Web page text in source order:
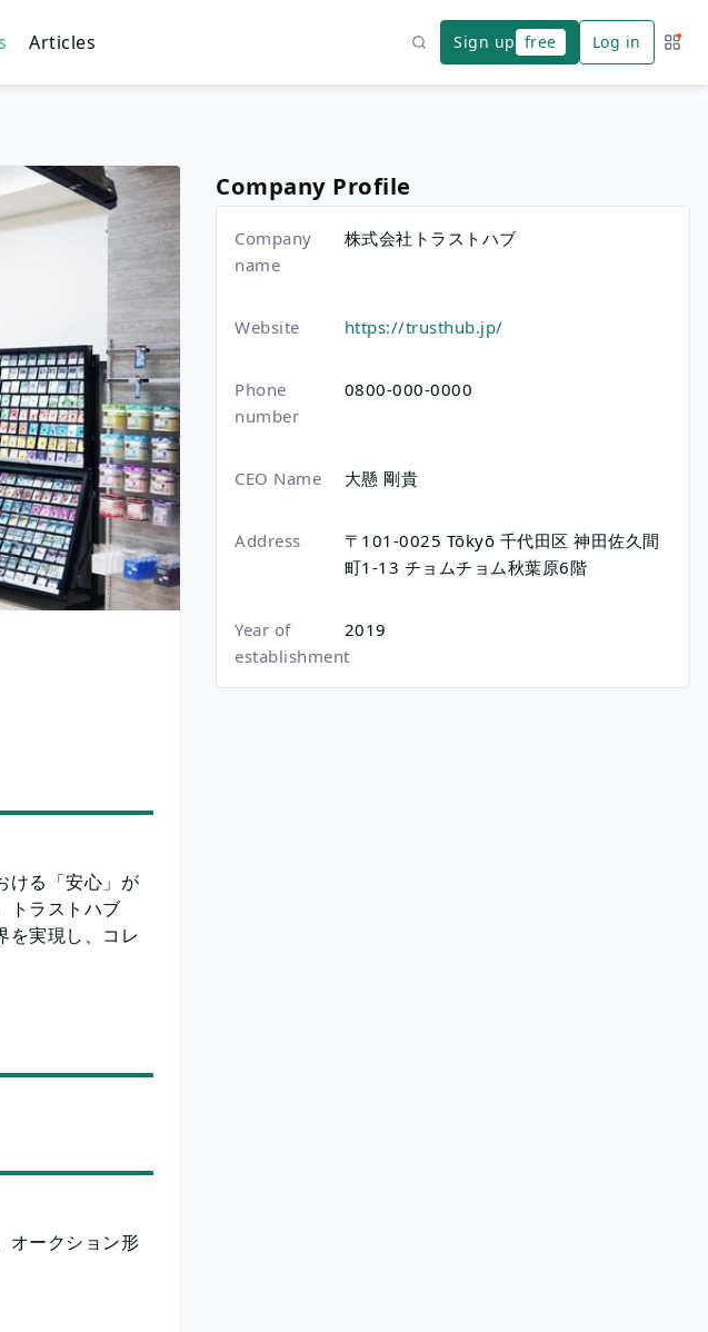
Articles Search
Sign up free Log in
ける「安心」が
トラストハブ
を実現し、コレ
オークション形
Company Profile
Company
name
株式会社トラストハブ
Website https://trusthub.jp/
Phone
number
0800-000-0000
CEO Name 大懸 剛貴
Address 〒101-0025 Tōkyō 千代田区 神田佐久間
町1-13 チョムチョム秋葉原6階
Year of
establishment
2019